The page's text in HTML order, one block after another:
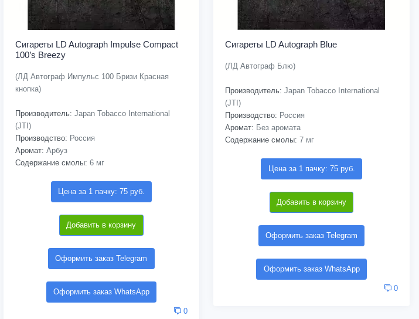
Сигареты LD Autograph Impulse Compact
100’s Breezy
(ЛД Автограф Импульс 100 Бризи Красная
кнопка)
Производитель: Japan Tobacco International
(JTI)
Производство: Россия
Аромат: Арбуз
Содержание смолы: 6 мг
Цена за 1 пачку: 75 руб.
Добавить в корзину
Оформить заказ Telegram
Оформить заказ WhatsApp
0
Сигареты LD Autograph Blue
(ЛД Автограф Блю)
Производитель: Japan Tobacco International
(JTI)
Производство: Россия
Аромат: Без аромата
Содержание смолы: 7 мг
Цена за 1 пачку: 75 руб.
Добавить в корзину
Оформить заказ Telegram
Оформить заказ WhatsApp
0